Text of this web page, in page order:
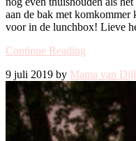
aan de bak met komkommer
voor in de lunchbox! Lieve
Continue Reading
9 juli 2019 by Mama van